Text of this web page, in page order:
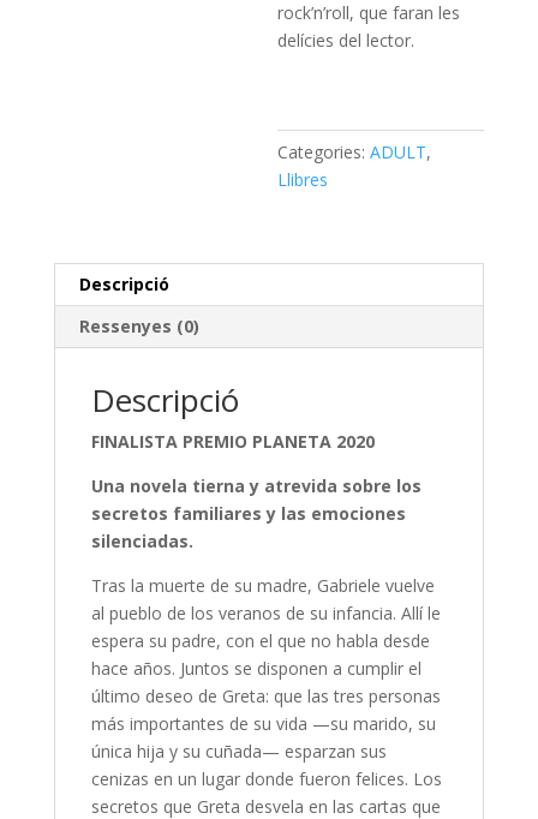
rock’n’roll, que faran les
delícies del lector.
Categories:ADULT,
Llibres
Descripció
Ressenyes (0)
Descripció
FINALISTA PREMIO PLANETA 2020
Una novela tierna y atrevida sobre los
secretos familiares y las emociones
silenciadas.
Tras la muerte de su madre, Gabriele vuelve
al pueblo de los veranos de su infancia. Allí le
espera su padre, con el que no habla desde
hace años. Juntos se disponen a cumplir el
último deseo de Greta: que las tres personas
más importantes de su vida —su marido, su
única hija y su cuñada— esparzan sus
cenizas en un lugar donde fueron felices. Los
secretos que Greta desvela en las cartas que